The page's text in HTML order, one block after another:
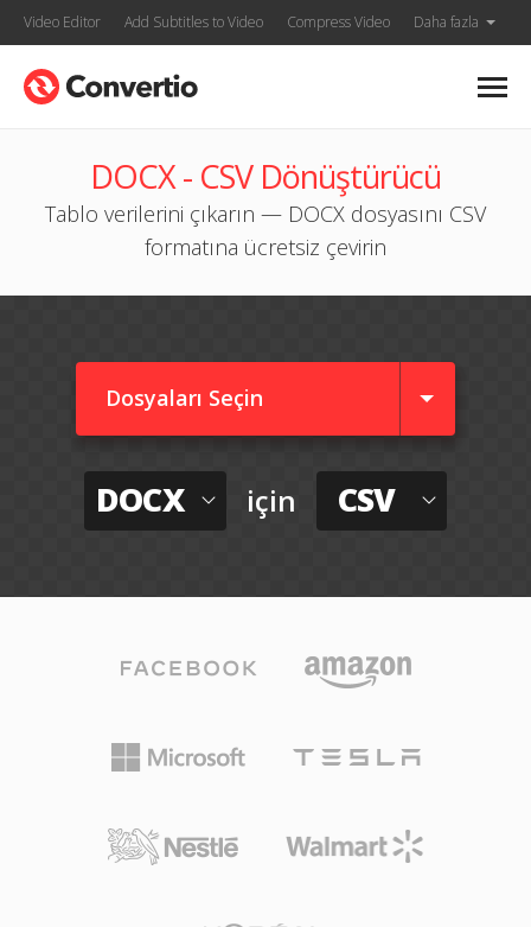
Video Editor Add Subtitles to Video Compress Video Daha fazla
DOCX - CSV Dönüştürücü
Tablo verilerini çıkarın — DOCX dosyasını CSV
formatına ücretsiz çevirin
Dosyaları Seçin
DOCX için CSV